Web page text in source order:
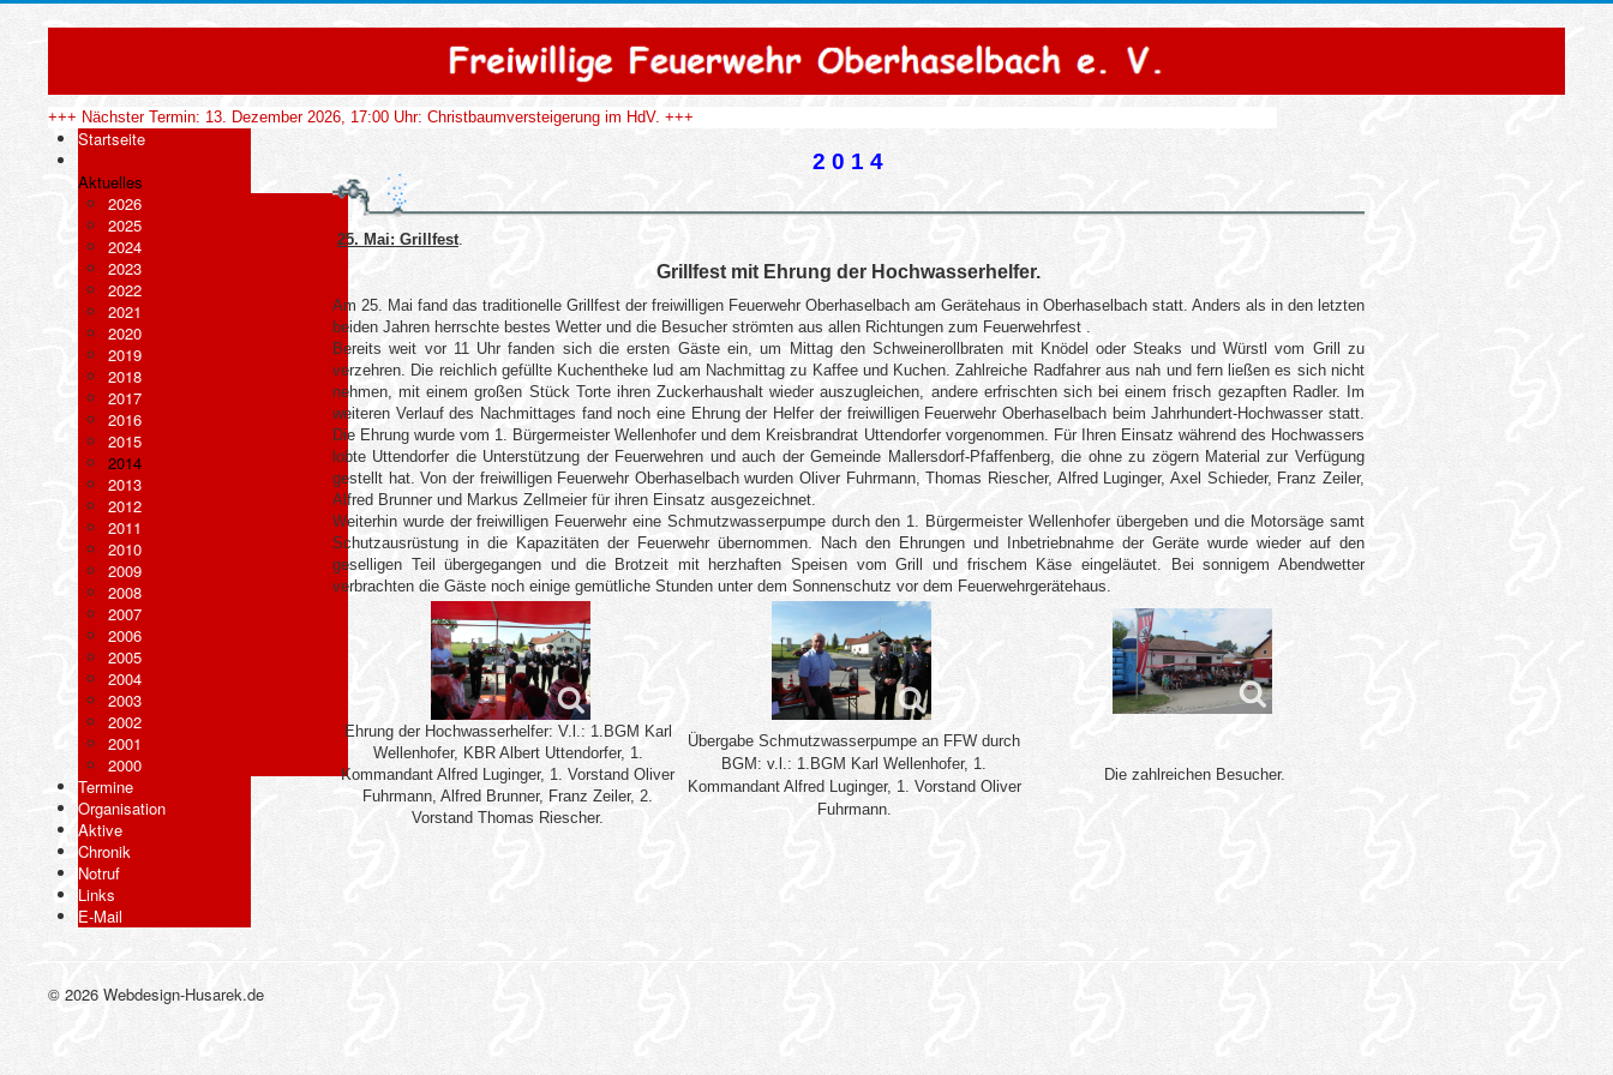
+++ Nächster Termin: 13. Dezember 2026, 17:00 Uhr: Christbaumversteigerung im HdV. +++
Startseite
Aktuelles
2026
2025
2024
2023
2022
2021
2020
2019
2018
2017
2016
2015
2014
2013
2012
2011
2010
2009
2008
2007
2006
2005
2004
2003
2002
2001
2000
Termine
Organisation
Aktive
Chronik
Notruf
Links
E-Mail
2 0 1 4
25. Mai: Grillfest.
Grillfest mit Ehrung der Hochwasserhelfer.
Am 25. Mai fand das traditionelle Grillfest der freiwilligen Feuerwehr Oberhaselbach am Gerätehaus in Oberhaselbach statt. Anders als in den letzten
beiden Jahren herrschte bestes Wetter und die Besucher strömten aus allen Richtungen zum Feuerwehrfest .
Bereits weit vor 11 Uhr fanden sich die ersten Gäste ein, um Mittag den Schweinerollbraten mit Knödel oder Steaks und Würstl vom Grill zu
verzehren. Die reichlich gefüllte Kuchentheke lud am Nachmittag zu Kaffee und Kuchen. Zahlreiche Radfahrer aus nah und fern ließen es sich nicht
nehmen, mit einem großen Stück Torte ihren Zuckerhaushalt wieder auszugleichen, andere erfrischten sich bei einem frisch gezapften Radler. Im
weiteren Verlauf des Nachmittages fand noch eine Ehrung der Helfer der freiwilligen Feuerwehr Oberhaselbach beim Jahrhundert-Hochwasser statt.
Die Ehrung wurde vom 1. Bürgermeister Wellenhofer und dem Kreisbrandrat Uttendorfer vorgenommen. Für Ihren Einsatz während des Hochwassers
lobte Uttendorfer die Unterstützung der Feuerwehren und auch der Gemeinde Mallersdorf-Pfaffenberg, die ohne zu zögern Material zur Verfügung
gestellt hat. Von der freiwilligen Feuerwehr Oberhaselbach wurden Oliver Fuhrmann, Thomas Riescher, Alfred Luginger, Axel Schieder, Franz Zeiler,
Alfred Brunner und Markus Zellmeier für ihren Einsatz ausgezeichnet.
Weiterhin wurde der freiwilligen Feuerwehr eine Schmutzwasserpumpe durch den 1. Bürgermeister Wellenhofer übergeben und die Motorsäge samt
Schutzausrüstung in die Kapazitäten der Feuerwehr übernommen. Nach den Ehrungen und Inbetriebnahme der Geräte wurde wieder auf den
geselligen Teil übergegangen und die Brotzeit mit herzhaften Speisen vom Grill und frischem Käse eingeläutet. Bei sonnigem Abendwetter
verbrachten die Gäste noch einige gemütliche Stunden unter dem Sonnenschutz vor dem Feuerwehrgerätehaus.
Ehrung der Hochwasserhelfer: V.l.: 1.BGM Karl
Wellenhofer, KBR Albert Uttendorfer, 1.
Kommandant Alfred Luginger, 1. Vorstand Oliver
Fuhrmann, Alfred Brunner, Franz Zeiler, 2.
Vorstand Thomas Riescher.
Übergabe Schmutzwasserpumpe an FFW durch
BGM: v.l.: 1.BGM Karl Wellenhofer, 1.
Kommandant Alfred Luginger, 1. Vorstand Oliver
Fuhrmann.
Die zahlreichen Besucher.
© 2026 Webdesign-Husarek.de